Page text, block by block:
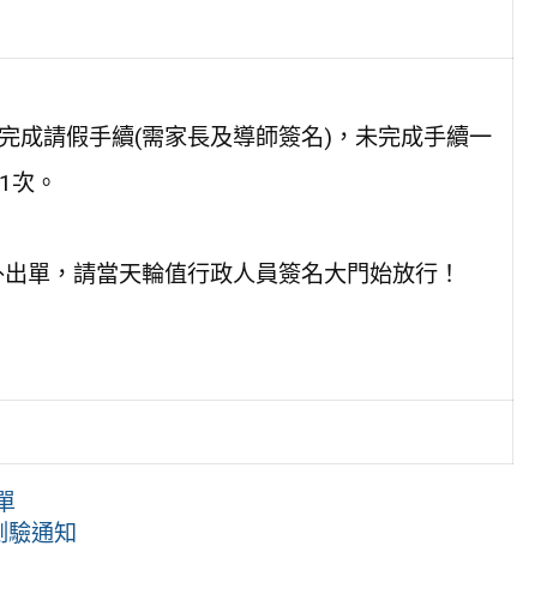
成請假手續(需家長及導師簽名)，未完成手續一
。
單，請當天輪值行政人員簽名大門始放行！
通知